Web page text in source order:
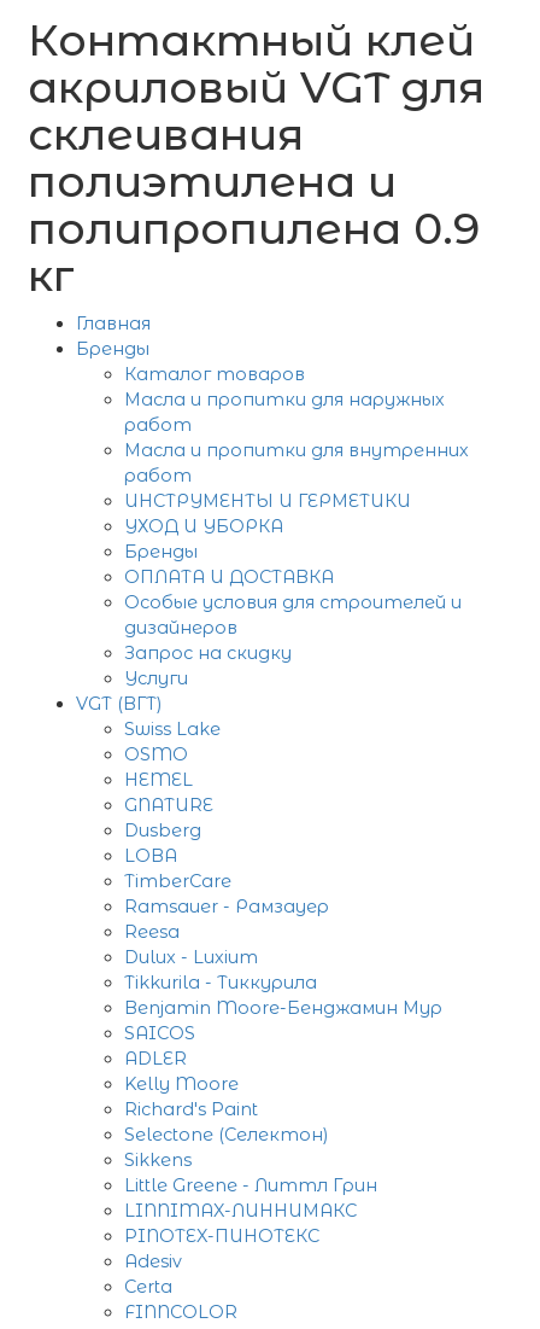
Контактный клей
акриловый VGT для
склеивания
полиэтилена и
полипропилена 0.9
кг
Главная
Бренды
Каталог товаров
Масла и пропитки для наружных
работ
Масла и пропитки для внутренних
работ
ИНСТРУМЕНТЫ И ГЕРМЕТИКИ
УХОД И УБОРКА
Бренды
ОПЛАТА И ДОСТАВКА
Особые условия для строителей и
дизайнеров
Запрос на скидку
Услуги
VGT (ВГТ)
Swiss Lake
OSMO
HEMEL
GNATURE
Dusberg
LOBA
TimberCare
Ramsauer - Рамзауер
Reesa
Dulux - Luxium
Tikkurila - Тиккурила
Benjamin Moore-Бенджамин Мур
SAICOS
ADLER
Kelly Moore
Richard's Paint
Selectone (Селектон)
Sikkens
Little Greene - Литтл Грин
LINNIMAX-ЛИННИМАКС
PINOTEX-ПИНОТЕКС
Adesiv
Certa
FINNCOLOR